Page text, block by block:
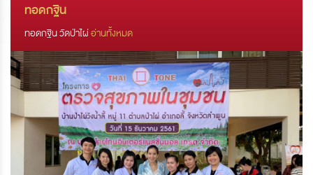
ทอดกฐิน
ทอดกฐิน วัดป่าไผ่อ่านทั้งหมด